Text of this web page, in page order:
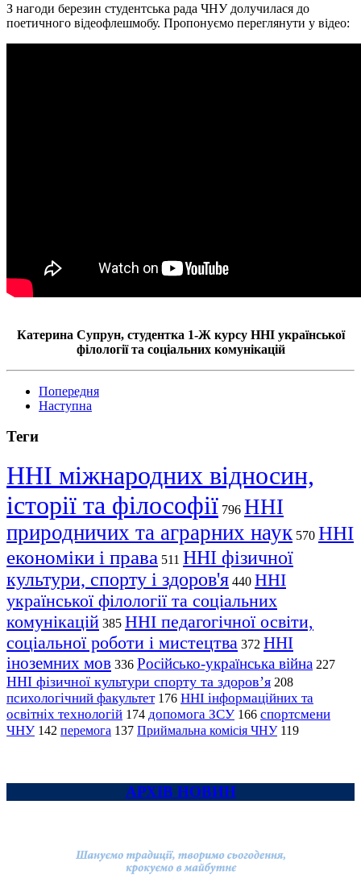
З нагоди березин студентська рада ЧНУ долучилася до
поетичного відеофлешмобу. Пропонуємо переглянути у відео:
Катерина Супрун, студентка 1-Ж курсу ННІ української
філології та соціальних комунікацій
Попередня
Наступна
Теги
ННІ міжнародних відносин,
історії та філософії 796 ННІ
природничих та аграрних наук 570 ННІ
економіки і права 511 ННІ фізичної
культури, спорту і здоров'я 440 ННІ
української філології та соціальних
комунікацій 385 ННІ педагогічної освіти,
соціальної роботи і мистецтва 372 ННІ
іноземних мов 336 Російсько-українська війна 227
ННІ фізичної культури спорту та здоров’я 208
психологічний факультет 176 ННІ інформаційних та
освітніх технологій 174 допомога ЗСУ 166 спортсмени
ЧНУ 142 перемога 137 Приймальна комісія ЧНУ 119
АРХІВ НОВИН